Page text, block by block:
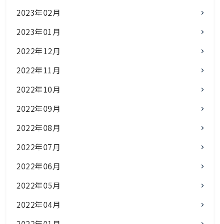
2023年02月
2023年01月
2022年12月
2022年11月
2022年10月
2022年09月
2022年08月
2022年07月
2022年06月
2022年05月
2022年04月